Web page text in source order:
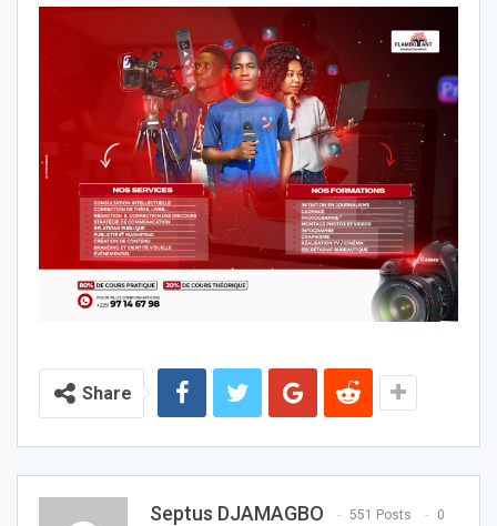
Share
Septus DJAMAGBO 551 Posts 0